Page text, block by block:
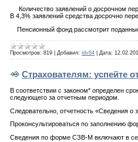
Количество заявлений о досрочном
В 4,3% заявлений средства досрочно
Пенсионный фонд рассмотрит
Просмотров: 819 Добавил: ldv84 Дата:
Страхователям: успейте
В соответствии с законом* определен
следующего за отчетным периодом.
Следовательно, отчетность «Сведения
Проконсультироваться по заполнению
Сведения по форме СЗВ-М включают в